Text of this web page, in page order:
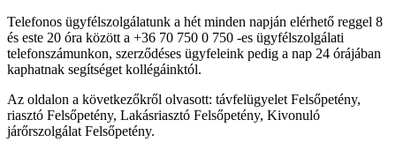
Telefonos ügyfélszolgálatunk a hét minden napján elérhető reggel 8
és este 20 óra között a +36 70 750 0 750 -es ügyfélszolgálati
telefonszámunkon, szerződéses ügyfeleink pedig a nap 24 órájában
kaphatnak segítséget kollégáinktól.
Az oldalon a következőkről olvasott: távfelügyelet Felsőpetény,
riasztó Felsőpetény, Lakásriasztó Felsőpetény, Kivonuló
járőrszolgálat Felsőpetény.